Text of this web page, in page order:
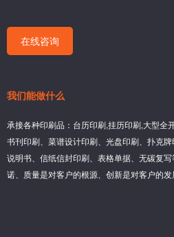
在线咨询
我们能做什么
承接各种印刷品：台历印刷,挂历印刷,大型全
书刊印刷、菜谱设计印刷、光盘印刷、扑克
说明书、信纸信封印刷、表格单据、无碳复
诺、质量是对客户的根源、创新是对客户的发